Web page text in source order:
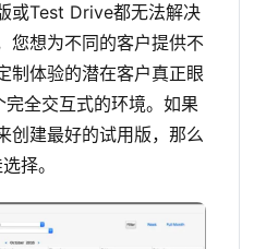
或Test Drive都无法解决
您想为不同的客户提供不
制体验的潜在客户真正眼
全交互式的环境。如果
创建最好的试用版，那么
择。